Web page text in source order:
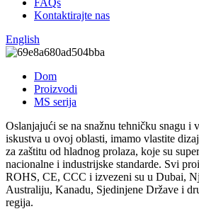
FAQs
Kontaktirajte nas
English
Dom
Proizvodi
MS serija
Oslanjajući se na snažnu tehničku snagu i
iskustva u ovoj oblasti, imamo vlastite
za zaštitu od hladnog prolaza, koje su
nacionalne i industrijske standarde. Svi
ROHS, CE, CCC i izvezeni su u Dubai,
Australiju, Kanadu, Sjedinjene Države i
regija.